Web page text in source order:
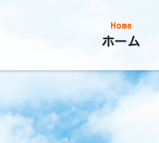
Home
ホーム